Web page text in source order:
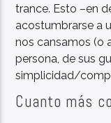
trance. Esto –en
acostumbrarse a
nos cansamos (o
persona, de sus
simplicidad/
Cuanto más